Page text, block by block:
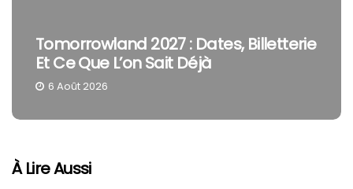
The Cure En Festival : Pourquoi
Smith Reste Une Tête
À Lire Aussi